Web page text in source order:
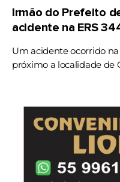
Irmão do Prefeito
acidente na ERS
Um acidente ocorrido
próximo a localidade de